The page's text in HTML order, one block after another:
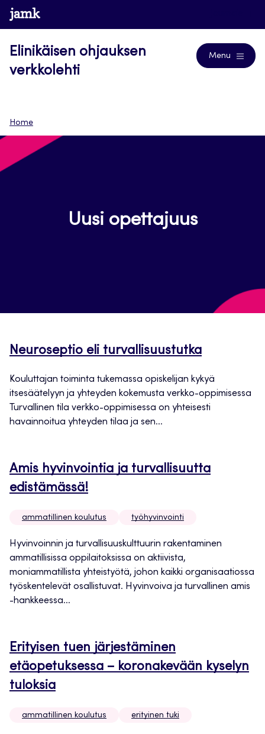
Siirry
suoraan
www.jamk.fi
Elinikäisen ohjauksen
verkkolehti
Menu
Home
Uusi opettajuus
Neuroseptio eli turvallisuustutka
Kouluttajan toiminta tukemassa opiskelijan kykyä
itsesäätelyyn ja yhteyden kokemusta verkko-oppimisessa
Turvallinen tila verkko-oppimisessa on yhteisesti
havainnoitua yhteyden tilaa ja sen...
Amis hyvinvointia ja turvallisuutta
edistämässä!
ammatillinen koulutus työhyvinvointi
Hyvinvoinnin ja turvallisuuskulttuurin rakentaminen
ammatillisissa oppilaitoksissa on aktiivista,
moniammatillista yhteistyötä, johon kaikki organisaatiossa
työskentelevät osallistuvat. Hyvinvoiva ja turvallinen amis
-hankkeessa...
Erityisen tuen järjestäminen
etäopetuksessa – koronakevään kyselyn
tuloksia
ammatillinen koulutus erityinen tuki